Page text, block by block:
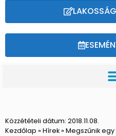
Közzétételi dátum: 2018.11.08.
Kezdőlap » Hírek» Megszűnik